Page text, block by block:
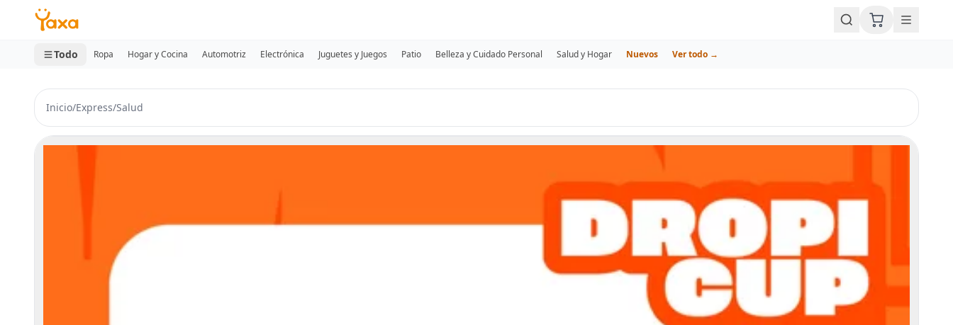
MINI CARRITO
0 productos
Todo Ropa Hogar y Cocina Automotriz Electrónica Juguetes y Juegos Patio Belleza y Cuidado Personal Salud y Hogar Nuevos Ver todo →
Inicio/Express/Salud